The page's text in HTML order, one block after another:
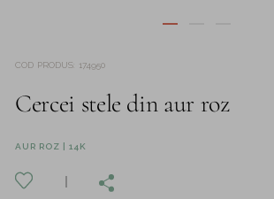
COD PRODUS 174950
Cercei stele din aur roz
AUR ROZ | 14K